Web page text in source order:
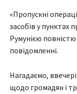
«Пропускні
засобів у пунктах
Румунією
повідомленні.
Нагадаємо,
щодо громадян і